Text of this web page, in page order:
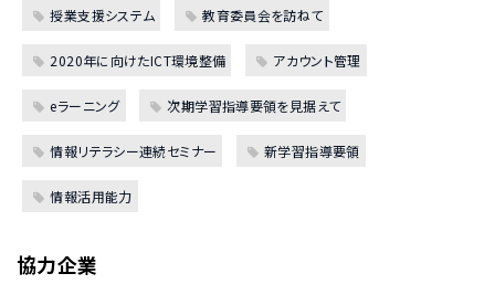
授業支援システム 教育委員会を訪ねて
2020年に向けたICT環境整備 アカウント管理
eラーニング 次期学習指導要領を見据えて
情報リテラシー連続セミナー 新学習指導要領
情報活用能力
協力企業